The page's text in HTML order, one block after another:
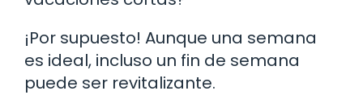
¡Por supuesto! Aunque una semana
es ideal, incluso un fin de semana
puede ser revitalizante.